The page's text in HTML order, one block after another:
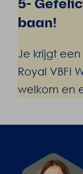
5-
baan!
Je krijgt
Royal VBF!
welkom en